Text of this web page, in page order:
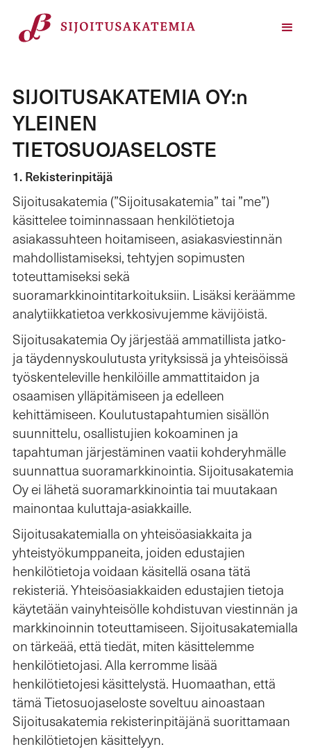
SIJOITUSAKATEMIA OY:n
YLEINEN
TIETOSUOJASELOSTE
1. Rekisterinpitäjä
Sijoitusakatemia (”Sijoitusakatemia” tai ”me”)
käsittelee toiminnassaan henkilötietoja
asiakassuhteen hoitamiseen, asiakasviestinnän
mahdollistamiseksi, tehtyjen sopimusten
toteuttamiseksi sekä
suoramarkkinointitarkoituksiin. Lisäksi keräämme
analytiikkatietoa verkkosivujemme kävijöistä.
Sijoitusakatemia Oy järjestää ammatillista jatko-
ja täydennyskoulutusta yrityksissä ja yhteisöissä
työskenteleville henkilöille ammattitaidon ja
osaamisen ylläpitämiseen ja edelleen
kehittämiseen. Koulutustapahtumien sisällön
suunnittelu, osallistujien kokoaminen ja
tapahtuman järjestäminen vaatii kohderyhmälle
suunnattua suoramarkkinointia. Sijoitusakatemia
Oy ei lähetä suoramarkkinointia tai muutakaan
mainontaa kuluttaja-asiakkaille.
Sijoitusakatemialla on yhteisöasiakkaita ja
yhteistyökumppaneita, joiden edustajien
henkilötietoja voidaan käsitellä osana tätä
rekisteriä. Yhteisöasiakkaiden edustajien tietoja
käytetään vainyhteisölle kohdistuvan viestinnän ja
markkinoinnin toteuttamiseen. Sijoitusakatemialla
on tärkeää, että tiedät, miten käsittelemme
henkilötietojasi. Alla kerromme lisää
henkilötietojesi käsittelystä. Huomaathan, että
tämä Tietosuojaseloste soveltuu ainoastaan
Sijoitusakatemia rekisterinpitäjänä suorittamaan
henkilötietojen käsittelyyn.